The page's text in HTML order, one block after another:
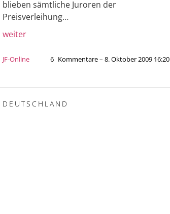
blieben sämtliche Juroren der
Preisverleihung…
weiter
JF-Online 6 Kommentare – 8. Oktober 2009 16:20
DEUTSCHLAND